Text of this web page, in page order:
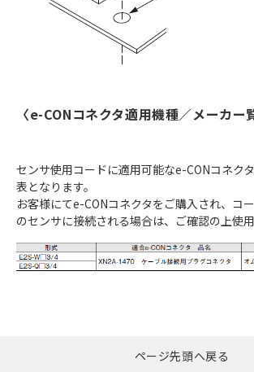
〈e-CONコネクタ適用機種／メーカー
センサ使用コードに適用可能なe-CONコネク
表となります。
お客様にてe-CONコネクタをご購入され、コ
のセンサに接続される場合は、ご確認の上使用
ページ先頭へ戻る